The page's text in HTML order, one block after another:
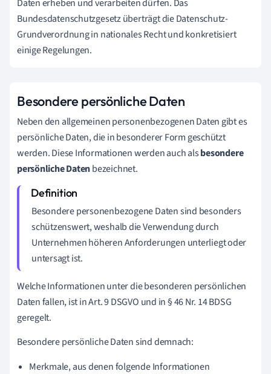
Daten erheben und verarbeiten dürfen. Das
Bundesdatenschutzgesetz überträgt die Datenschutz-
Grundverordnung in nationales Recht und konkretisiert
einige Regelungen.
Besondere persönliche Daten
Neben den allgemeinen personenbezogenen Daten gibt es
persönliche Daten, die in besonderer Form geschützt
werden. Diese Informationen werden auch alsbesondere
persönliche Datenbezeichnet.
Besondere personenbezogene Daten sind besonders
schützenswert, weshalb die Verwendung durch
Unternehmen höheren Anforderungen unterliegt oder
untersagt ist.
Welche Informationen unter die besonderen persönlichen
Daten fallen, ist in Art. 9 DSGVO und in § 46 Nr. 14 BDSG
geregelt.
Besondere persönliche Daten sind demnach:
Merkmale, aus denen folgende Informationen